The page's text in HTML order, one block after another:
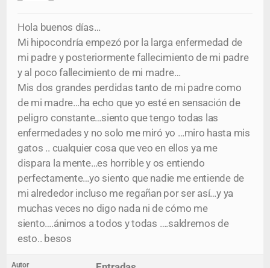
Hola buenos días…
Mi hipocondría empezó por la larga enfermedad de
mi padre y posteriormente fallecimiento de mi padre
y al poco fallecimiento de mi madre…
Mis dos grandes perdidas tanto de mi padre como
de mi madre…ha echo que yo esté en sensación de
peligro constante…siento que tengo todas las
enfermedades y no solo me miró yo …miro hasta mis
gatos .. cualquier cosa que veo en ellos ya me
dispara la mente…es horrible y os entiendo
perfectamente…yo siento que nadie me entiende de
mi alrededor incluso me regañan por ser así…y ya
muchas veces no digo nada ni de cómo me
siento….ánimos a todos y todas ….saldremos de
esto.. besos
Autor